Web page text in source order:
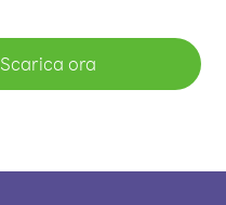
Scarica ora